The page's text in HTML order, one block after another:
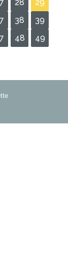
28
29
38
39
48
49